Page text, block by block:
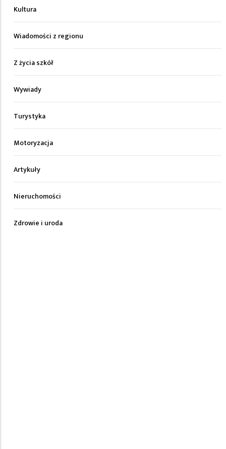
Kultura
Wiadomości z regionu
Z życia szkół
Wywiady
Turystyka
Motoryzacja
Artykuły
Nieruchomości
Zdrowie i uroda